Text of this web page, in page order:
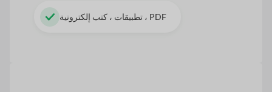
تطبيقات ، كتب إلكترونية ، PDF